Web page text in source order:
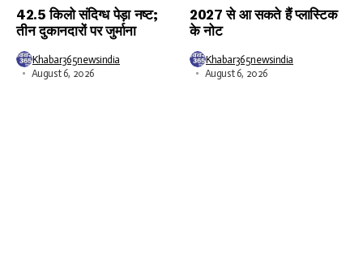
42.5 किलो संदिग्ध पेड़ा नष्ट;
तीन दुकानदारों पर जुर्माना
Khabar365newsindia
August 6, 2026
2027 से आ सकते हैं प्लास्टिक
के नोट
Khabar365newsindia
August 6, 2026